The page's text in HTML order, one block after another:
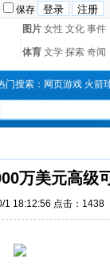
保存
图片 女性 文化 事件
体育 文学 探索 奇闻
门搜索： 网页游戏 火箭
万美元高级
1 18:12:56 点击：1438